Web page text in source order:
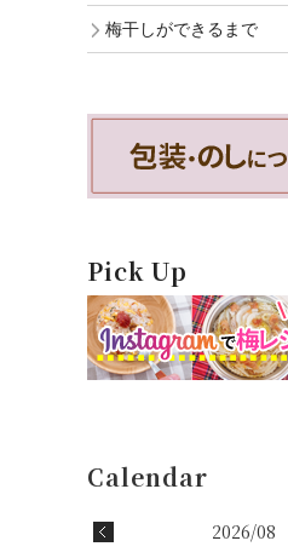
梅干しができるまで
Pick Up
2026/08